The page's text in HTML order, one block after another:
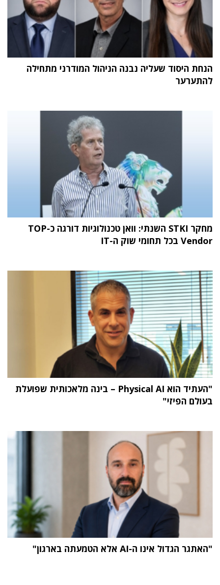
הנחת היסוד שעליה נבנה הניהול המודרני מתחילה
להתערער
מחקר STKI השנתי: וואן טכנולוגיות דורגה כ-TOP
Vendor בכל תחומי שוק ה-IT
"העתיד הוא Physical AI – בינה מלאכותית שפועלת
בעולם הפיזי"
"האתגר הגדול אינו ה-AI אלא הטמעתה בארגון"